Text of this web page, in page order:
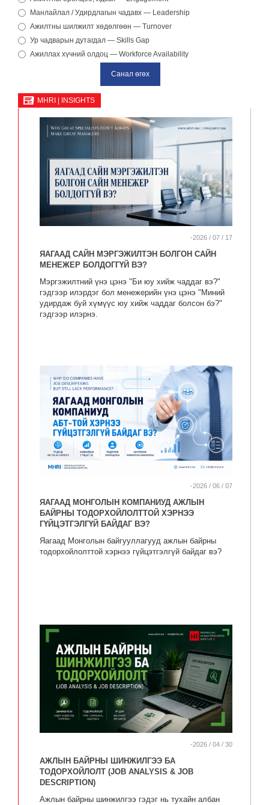
Манлайлал / Удирдлагын чадавх — Leadership
Ажилтны шилжилт хөдөлгөөн — Turnover
Ур чадварын дутагдал — Skills Gap
Ажиллах хүчний олдоц — Workforce Availability
MHRI | INSIGHTS
-2026 / 07 / 17
ЯАГААД САЙН МЭРГЭЖИЛТЭН БОЛГОН САЙН
МЕНЕЖЕР БОЛДОГГҮЙ ВЭ?
Мэргэжилтний үнэ цэнэ "Би юу хийж чаддаг вэ?"
гэдгээр илэрдэг бол менежерийн үнэ цэнэ "Миний
удирдаж буй хүмүүс юу хийж чаддаг болсон бэ?"
гэдгээр илэрнэ.
-2026 / 06 / 07
ЯАГААД МОНГОЛЫН КОМПАНИУД АЖЛЫН
БАЙРНЫ ТОДОРХОЙЛОЛТТОЙ ХЭРНЭЭ
ГҮЙЦЭТГЭЛГҮЙ БАЙДАГ ВЭ?
Яагаад Монголын байгууллагууд ажлын байрны
тодорхойлолттой хэрнээ гүйцэтгэлгүй байдаг вэ?
-2026 / 04 / 30
АЖЛЫН БАЙРНЫ ШИНЖИЛГЭЭ БА
ТОДОРХОЙЛОЛТ (JOB ANALYSIS & JOB
DESCRIPTION)
Ажлын байрны шинжилгээ гэдэг нь тухайн албан